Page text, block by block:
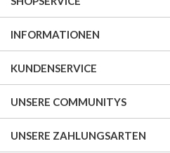
INFORMATIONEN
KUNDENSERVICE
UNSERE COMMUNITYS
UNSERE ZAHLUNGSARTEN